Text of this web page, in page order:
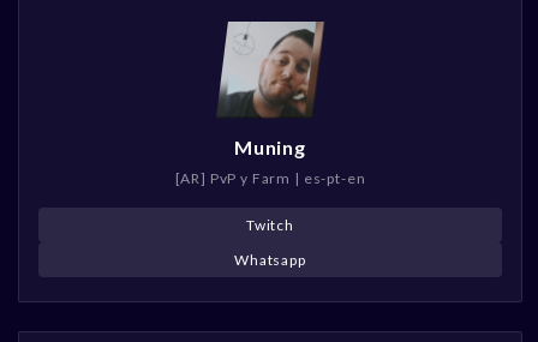
Muning
[AR] PvP y Farm | es-pt-en
Twitch
Whatsapp